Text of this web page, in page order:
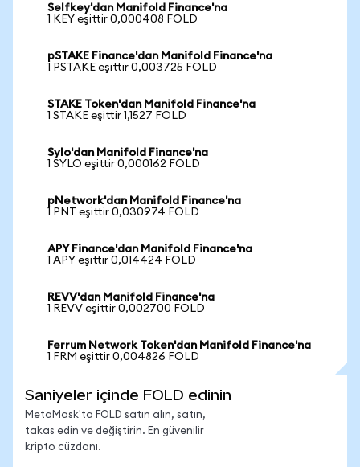
Selfkey'dan Manifold Finance'na
1 KEY eşittir 0,000408 FOLD
pSTAKE Finance'dan Manifold Finance'na
1 PSTAKE eşittir 0,003725 FOLD
STAKE Token'dan Manifold Finance'na
1 STAKE eşittir 1,1527 FOLD
Sylo'dan Manifold Finance'na
1 SYLO eşittir 0,000162 FOLD
pNetwork'dan Manifold Finance'na
1 PNT eşittir 0,030974 FOLD
APY Finance'dan Manifold Finance'na
1 APY eşittir 0,014424 FOLD
REVV'dan Manifold Finance'na
1 REVV eşittir 0,002700 FOLD
Ferrum Network Token'dan Manifold Finance'na
1 FRM eşittir 0,004826 FOLD
Saniyeler içinde FOLD edinin
MetaMask'ta FOLD satın alın, satın,
takas edin ve değiştirin. En güvenilir
kripto cüzdanı.